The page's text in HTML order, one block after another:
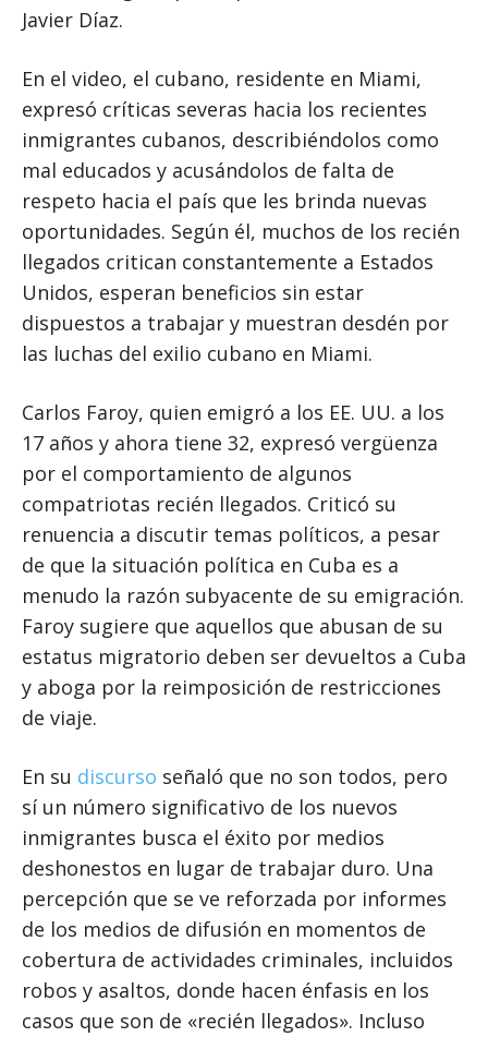
Javier Díaz.
En el video, el cubano, residente en Miami,
expresó críticas severas hacia los recientes
inmigrantes cubanos, describiéndolos como
mal educados y acusándolos de falta de
respeto hacia el país que les brinda nuevas
oportunidades. Según él, muchos de los recién
llegados critican constantemente a Estados
Unidos, esperan beneficios sin estar
dispuestos a trabajar y muestran desdén por
las luchas del exilio cubano en Miami.
Carlos Faroy, quien emigró a los EE. UU. a los
17 años y ahora tiene 32, expresó vergüenza
por el comportamiento de algunos
compatriotas recién llegados. Criticó su
renuencia a discutir temas políticos, a pesar
de que la situación política en Cuba es a
menudo la razón subyacente de su emigración.
Faroy sugiere que aquellos que abusan de su
estatus migratorio deben ser devueltos a Cuba
y aboga por la reimposición de restricciones
de viaje.
En su discurso señaló que no son todos, pero
sí un número significativo de los nuevos
inmigrantes busca el éxito por medios
deshonestos en lugar de trabajar duro. Una
percepción que se ve reforzada por informes
de los medios de difusión en momentos de
cobertura de actividades criminales, incluidos
robos y asaltos, donde hacen énfasis en los
casos que son de «recién llegados». Incluso